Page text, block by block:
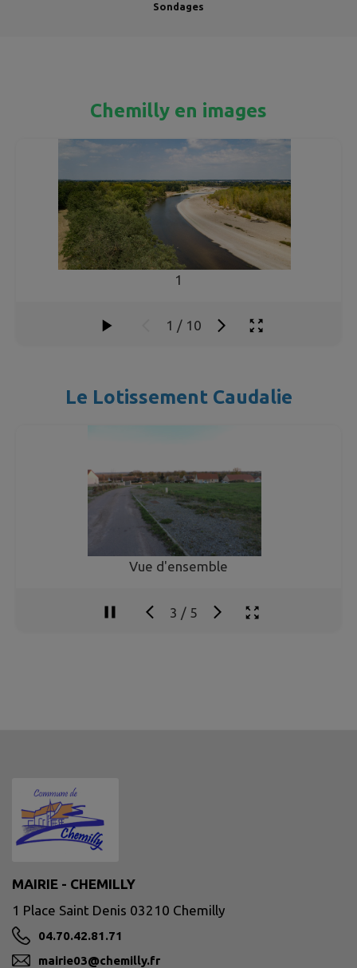
Sondages
Chemilly en images
1
1 / 10
Le Lotissement Caudalie
4 / 5
MAIRIE - CHEMILLY
1 Place Saint Denis 03210 Chemilly
04.70.42.81.71
mairie03@chemilly.fr